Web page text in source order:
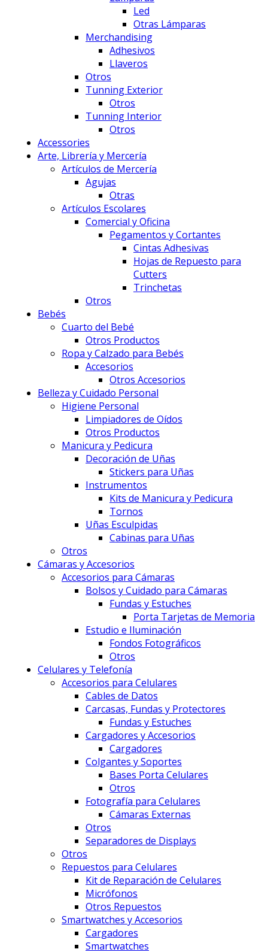
Led
Otras Lámparas
Merchandising
Adhesivos
Llaveros
Otros
Tunning Exterior
Otros
Tunning Interior
Otros
Accessories
Arte, Librería y Mercería
Artículos de Mercería
Agujas
Otras
Artículos Escolares
Comercial y Oficina
Pegamentos y Cortantes
Cintas Adhesivas
Hojas de Repuesto para
Cutters
Trinchetas
Otros
Bebés
Cuarto del Bebé
Otros Productos
Ropa y Calzado para Bebés
Accesorios
Otros Accesorios
Belleza y Cuidado Personal
Higiene Personal
Limpiadores de Oídos
Otros Productos
Manicura y Pedicura
Decoración de Uñas
Stickers para Uñas
Instrumentos
Kits de Manicura y Pedicura
Tornos
Uñas Esculpidas
Cabinas para Uñas
Otros
Cámaras y Accesorios
Accesorios para Cámaras
Bolsos y Cuidado para Cámaras
Fundas y Estuches
Porta Tarjetas de Memoria
Estudio e Iluminación
Fondos Fotográficos
Otros
Celulares y Telefonía
Accesorios para Celulares
Cables de Datos
Carcasas, Fundas y Protectores
Fundas y Estuches
Cargadores y Accesorios
Cargadores
Colgantes y Soportes
Bases Porta Celulares
Otros
Fotografía para Celulares
Cámaras Externas
Otros
Separadores de Displays
Otros
Repuestos para Celulares
Kit de Reparación de Celulares
Micrófonos
Otros Repuestos
Smartwatches y Accesorios
Cargadores
Smartwatches